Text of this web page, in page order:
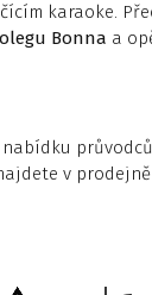
karaoke.
Bonna a
v